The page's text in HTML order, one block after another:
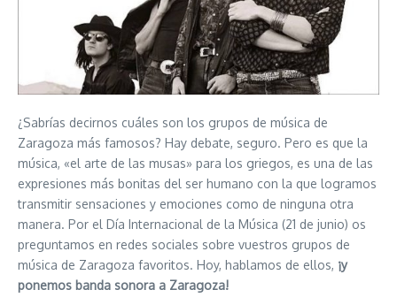
¿Sabrías decirnos cuáles son los grupos de música de
Zaragoza más famosos? Hay debate, seguro. Pero es que la
música, «el arte de las musas» para los griegos, es una de las
expresiones más bonitas del ser humano con la que logramos
transmitir sensaciones y emociones como de ninguna otra
manera. Por el Día Internacional de la Música (21 de junio) os
preguntamos en redes sociales sobre vuestros grupos de
música de Zaragoza favoritos. Hoy, hablamos de ellos, ¡y
ponemos banda sonora a Zaragoza!